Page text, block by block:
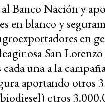
Banco Nación y
en blanco y
en
San
una a la
aportando otros
otros